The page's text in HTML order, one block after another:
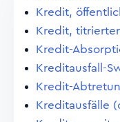
Kredit,
Kredit,
Kredit-
Kreditausfall-
Kredit-
Kreditausfälle